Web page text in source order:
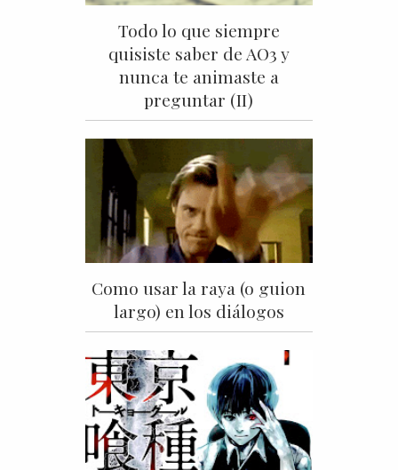
Todo lo que siempre
quisiste saber de AO3 y
nunca te animaste a
preguntar (II)
Como usar la raya (o guion
largo) en los diálogos